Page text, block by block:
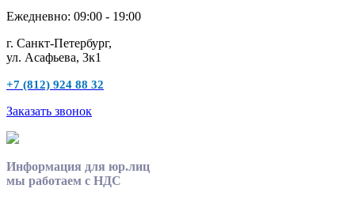
Ежедневно: 09:00 - 19:00
г. Санкт-Петербург,
ул. Асафьева, 3к1
+7 (812) 924 88 32
Заказать звонок
Информация для юр.лиц
мы работаем с НДС